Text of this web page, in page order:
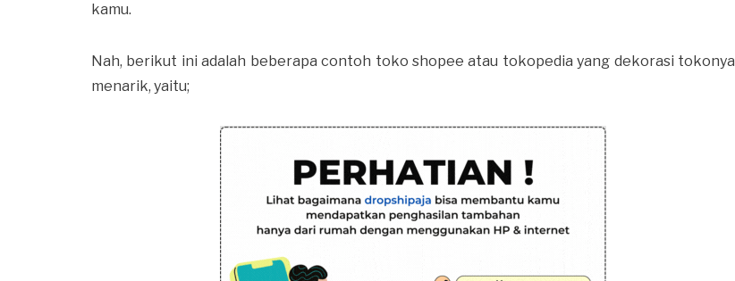
kamu.
Nah, berikut ini adalah beberapa contoh toko shopee atau tokopedia yang dekorasi tokonya
menarik, yaitu;